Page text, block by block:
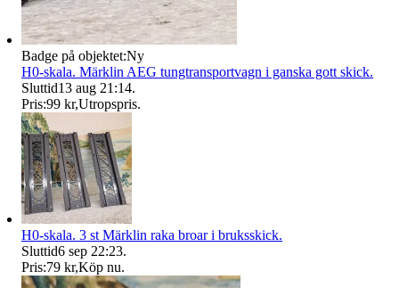
Badge på objektet:Ny
H0-skala. Märklin AEG tungtransportvagn i ganska gott skick.
Sluttid13 aug 21:14.
Pris:99 kr,Utropspris.
H0-skala. 3 st Märklin raka broar i bruksskick.
Sluttid6 sep 22:23.
Pris:79 kr,Köp nu.